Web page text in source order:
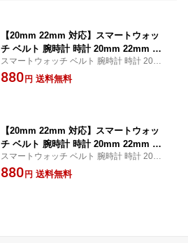
【20mm 22mm 対応】スマートウォッ
チ ベルト 腕時計 時計 20mm 22mm 時
計ベルト スマートウォッチベルト 時計
バンド ナイロン バンド ベルト交換 マ
スマートウォッチ ベルト 腕時計 時計 20m
m 22mm 時計ベルト 交換ベルト 時計バンド
ナイロン ベルト交換 マジックテープ 夏 防
880 円 送料無料
【20mm 22mm 対応】スマートウォッ
チ ベルト 腕時計 時計 20mm 22mm 時
計ベルト スマートウォッチベルト 時計
バンド シリコン バンド ベルト交換 夏
スマートウォッチ ベルト 腕時計 時計 20m
m 22mm 時計ベルト 交換ベルト 時計バンド
シリコン ベルト交換 スポーツ 夏 防水 イー
880 円 送料無料